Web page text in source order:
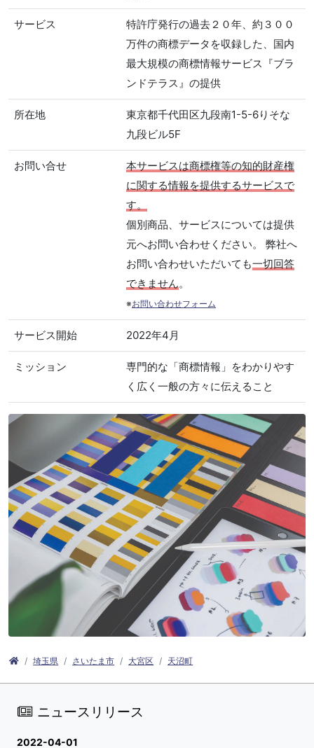
サービス
特許庁発行の過去２０年、約３００
万件の商標データを収録した、国内
最大規模の商標情報サービス『ブラ
ンドテラス』の提供
所在地
東京都千代田区九段南1-5-6りそな
九段ビル5F
お問い合せ
本サービスは商標権等の知的財産権
に関する情報を提供するサービスで
す。
個別商品、サービスについては提供
元へお問い合わせください。 弊社へ
お問い合わせいただいても一切回答
できません。
※お問い合わせフォーム
サービス開始 2022年4月
ミッション
専門的な「商標情報」をわかりやす
く広く一般の方々に伝えること
埼玉県 さいたま市 大宮区 天沼町
ニュースリリース
2022-04-01